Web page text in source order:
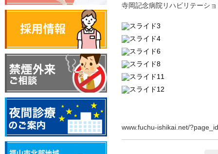
寺岡記念病院リハビリテーシ
www.fuchu-ishikai.net/